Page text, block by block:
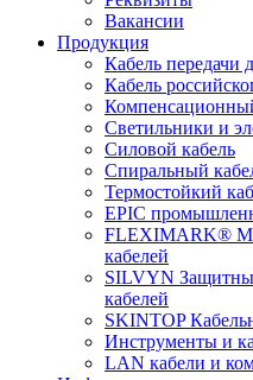
Вакансии
Продукция
Кабель передачи
Кабель
Светильники и
Силовой кабель
Спиральный
Термостойкий
EPIC
FLEXIMARK®
кабелей
SILVYN
кабелей
SKINTOP
Инструменты и
LAN кабели и